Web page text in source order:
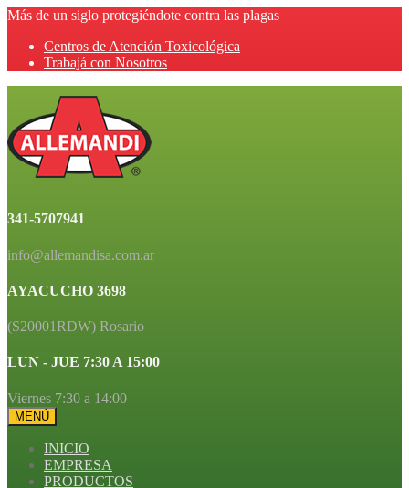
Más de un siglo protegiéndote contra las plagas
Centros de Atención Toxicológica
Trabajá con Nosotros
341-5707941
info@allemandisa.com.ar
AYACUCHO 3698
(S20001RDW) Rosario
LUN - JUE 7:30 A 15:00
Viernes 7:30 a 14:00
MENÚ
INICIO
EMPRESA
PRODUCTOS